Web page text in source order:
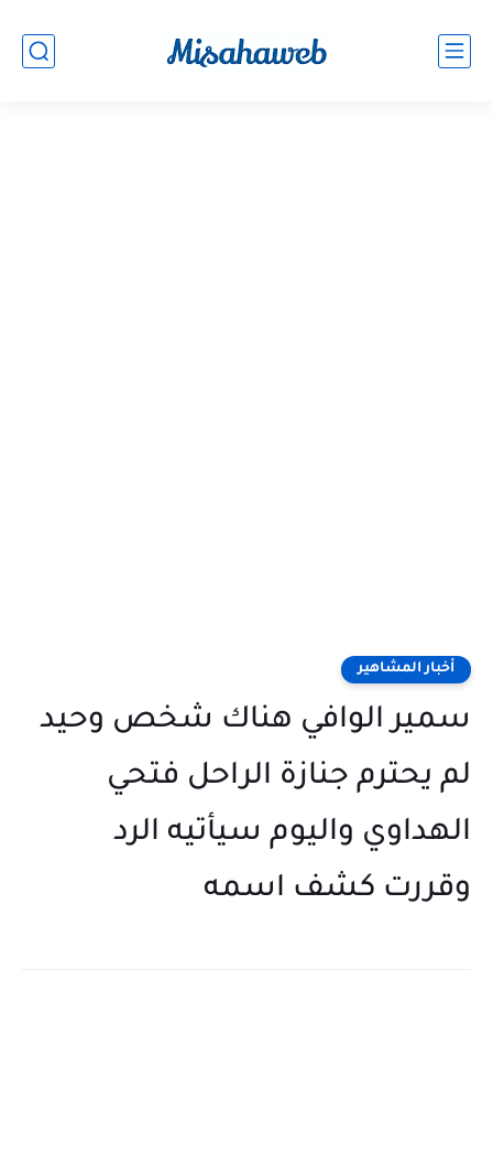
أخبار المشاهير
سمير الوافي هناك شخص وحيد
لم يحترم جنازة الراحل فتحي
الهداوي واليوم سيأتيه الرد
وقررت كشف اسمه